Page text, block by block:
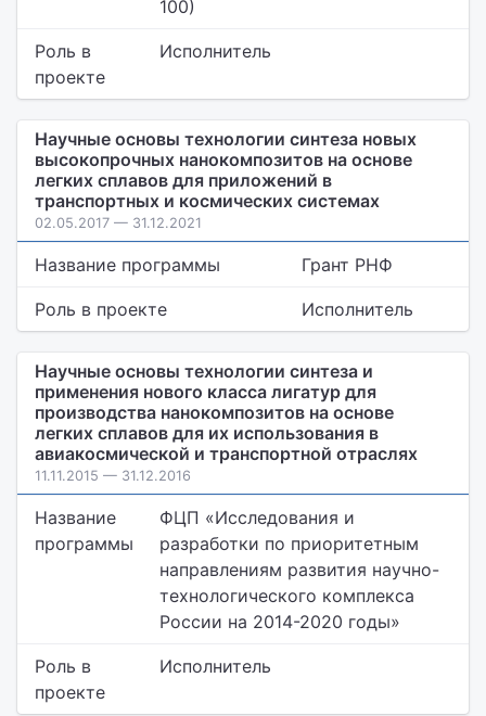
100)
Роль в
проекте
Исполнитель
Научные основы технологии синтеза новых
высокопрочных нанокомпозитов на основе
легких сплавов для приложений в
транспортных и космических системах
02.05.2017 — 31.12.2021
Название программы Грант РНФ
Роль в проекте Исполнитель
Научные основы технологии синтеза и
применения нового класса лигатур для
производства нанокомпозитов на основе
легких сплавов для их использования в
авиакосмической и транспортной отраслях
11.11.2015 — 31.12.2016
Название
программы
ФЦП «Исследования и
разработки по приоритетным
направлениям развития научно-
технологического комплекса
России на 2014-2020 годы»
Роль в
проекте
Исполнитель